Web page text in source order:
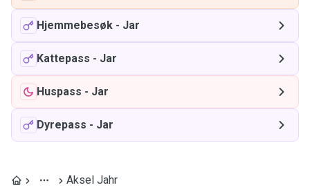
Hjemmebesøk - Jar
Kattepass - Jar
Huspass - Jar
Dyrepass - Jar
Aksel Jahr